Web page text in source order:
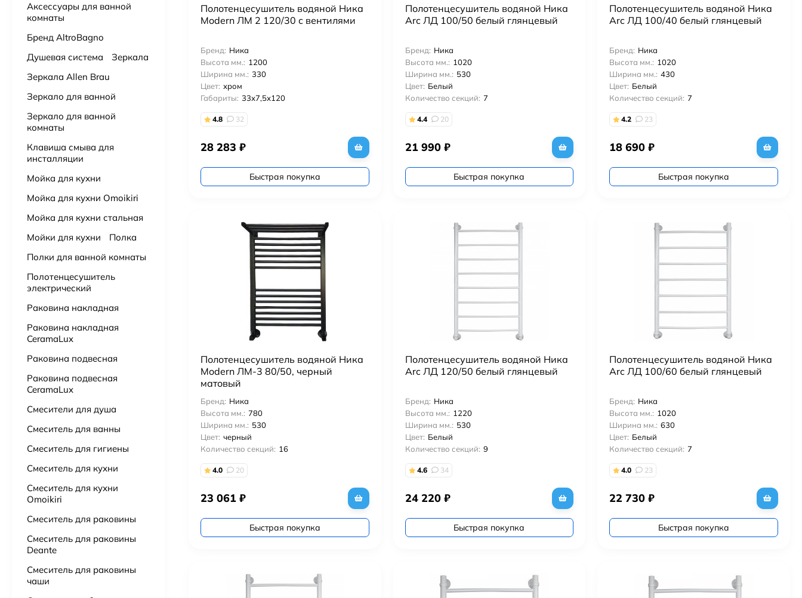
Полотенцесушитель водяной Ника
Modern ЛМ 2 120/30 с вентилями
Бренд: Ника
Высота мм.: 1200
Ширина мм.: 330
Цвет: хром
Габариты: 33х7,5х120
4.8 32
28 283 ₽
Быстрая покупка
Полотенцесушитель водяной Ника
Arc ЛД 100/50 белый глянцевый
Бренд: Ника
Высота мм.: 1020
Ширина мм.: 530
Цвет: Белый
Количество секций: 7
4.4 20
21 990 ₽
Быстрая покупка
Полотенцесушитель водяной Ника
Arc ЛД 100/40 белый глянцевый
Бренд: Ника
Высота мм.: 1020
Ширина мм.: 430
Цвет: Белый
Количество секций: 7
4.2 23
18 690₽
Быстрая покупка
Полотенцесушитель водяной Ника
Modern ЛМ-3 80/50, черный
матовый
Бренд: Ника
Высота мм.: 780
Ширина мм.: 530
Цвет: черный
Количество секций: 16
4.0 20
23 061 ₽
Быстрая покупка
Полотенцесушитель водяной Ника
Arc ЛД 120/50 белый глянцевый
Бренд: Ника
Высота мм.: 1220
Ширина мм.: 530
Цвет: Белый
Количество секций: 9
4.6 34
24 220 ₽
Быстрая покупка
Полотенцесушитель водяной Ника
Arc ЛД 100/60 белый глянцевый
Бренд: Ника
Высота мм.: 1020
Ширина мм.: 630
Цвет: Белый
Количество секций: 7
4.0 23
22 730₽
Быстрая покупка
14 000₽
9 900₽
19 900₽
15 725₽
Аксессуары для ванной
комнаты
Бренд AltroBagno
Душевая система
Зеркала
Зеркала Allen Brau
Зеркало для ванной
Зеркало для ванной
комнаты
Клавиша смыва для
инсталляции
Мойка для кухни
Мойка для кухни Omoikiri
Мойка для кухни стальная
Мойки для кухни
Полка
Полки для ванной комнаты
Полотенцесушитель
электрический
Раковина накладная
Раковина накладная
CeramaLux
Раковина подвесная
Раковина подвесная
CeramaLux
Смесители для душа
Смеситель для ванны
Смеситель для гигиены
Смеситель для кухни
Смеситель для кухни
Omoikiri
Смеситель для раковины
Смеситель для раковины
Deante
Смеситель для раковины
чаши